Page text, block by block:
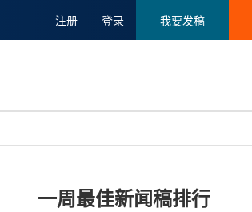
注册 登录 我要发稿
碳中和
娱乐时尚与艺术
新加坡
一周最佳新闻稿排行